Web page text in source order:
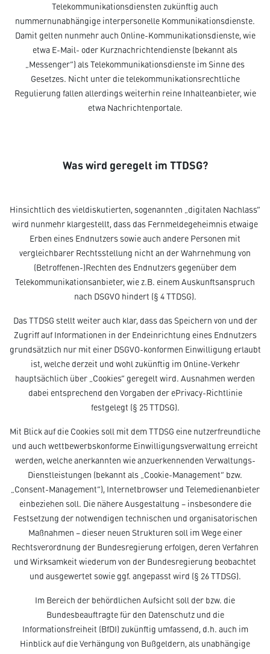
Telekommunikationsdiensten zukünftig auch
nummernunabhängige interpersonelle Kommunikationsdienste.
Damit gelten nunmehr auch Online-Kommunikationsdienste, wie
etwa E-Mail- oder Kurznachrichtendienste (bekannt als
„Messenger“) als Telekommunikationsdienste im Sinne des
Gesetzes. Nicht unter die telekommunikationsrechtliche
Regulierung fallen allerdings weiterhin reine Inhalteanbieter, wie
etwa Nachrichtenportale.
Was wird geregelt im TTDSG?
Hinsichtlich des vieldiskutierten, sogenannten „digitalen Nachlass“
wird nunmehr klargestellt, dass das Fernmeldegeheimnis etwaige
Erben eines Endnutzers sowie auch andere Personen mit
vergleichbarer Rechtsstellung nicht an der Wahrnehmung von
(Betroffenen-)Rechten des Endnutzers gegenüber dem
Telekommunikationsanbieter, wie z.B. einem Auskunftsanspruch
nach DSGVO hindert (§ 4 TTDSG).
Das TTDSG stellt weiter auch klar, dass das Speichern von und der
Zugriff auf Informationen in der Endeinrichtung eines Endnutzers
grundsätzlich nur mit einer DSGVO-konformen Einwilligung erlaubt
ist, welche derzeit und wohl zukünftig im Online-Verkehr
hauptsächlich über „Cookies“ geregelt wird. Ausnahmen werden
dabei entsprechend den Vorgaben der ePrivacy-Richtlinie
festgelegt (§ 25 TTDSG).
Mit Blick auf die Cookies soll mit dem TTDSG eine nutzerfreundliche
und auch wettbewerbskonforme Einwilligungsverwaltung erreicht
werden, welche anerkannten wie anzuerkennenden Verwaltungs-
Dienstleistungen (bekannt als „Cookie-Management“ bzw.
„Consent-Management“), Internetbrowser und Telemedienanbieter
einbeziehen soll. Die nähere Ausgestaltung – insbesondere die
Festsetzung der notwendigen technischen und organisatorischen
Maßnahmen – dieser neuen Strukturen soll im Wege einer
Rechtsverordnung der Bundesregierung erfolgen, deren Verfahren
und Wirksamkeit wiederum von der Bundesregierung beobachtet
und ausgewertet sowie ggf. angepasst wird (§ 26 TTDSG).
Im Bereich der behördlichen Aufsicht soll der bzw. die
Bundesbeauftragte für den Datenschutz und die
Informationsfreiheit (BfDI) zukünftig umfassend, d.h. auch im
Hinblick auf die Verhängung von Bußgeldern, als unabhängige